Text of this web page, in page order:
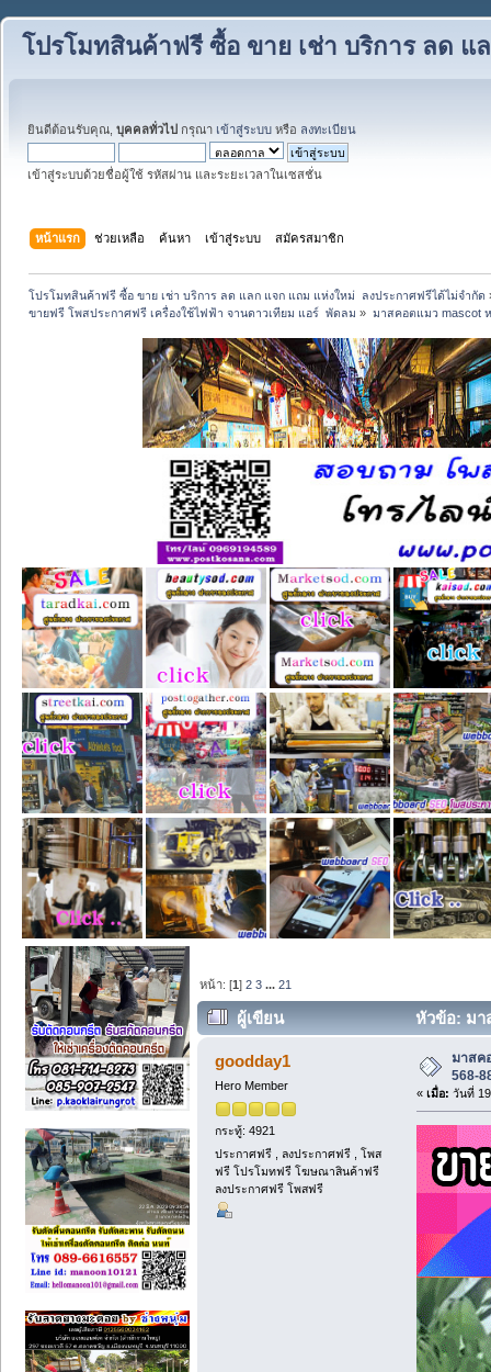
โปรโมทสินค้าฟรี ซื้อ ขาย เช่า บริการ ลด
ยินดีต้อนรับคุณ, บุคคลทั่วไป กรุณา เข้าสู่ระบบ หรือ ลงทะเบียน
เข้าสู่ระบบด้วยชื่อผู้ใช้ รหัสผ่าน และระยะเวลาในเซสชั่น
หน้าแรก ช่วยเหลือ ค้นหา เข้าสู่ระบบ สมัครสมาชิก
โปรโมทสินค้าฟรี ซื้อ ขาย เช่า บริการ ลด แลก แจก แถม แห่งใหม่  ลงประกาศฟรีได้ไม่จำกัด
ขายฟรี โพสประกาศฟรี เครื่องใช้ไฟฟ้า จานดาวเทียม แอร์  พัดลม » มาสคอตแมว mascot
หน้า: [1]2 3 ...21
ผู้เขียน
หัวข้อ: มา
12838 ครั้ง)
goodday1
Hero Member
กระทู้: 4921
ประกาศฟรี , ลงประกาศฟรี , โพส
ฟรี โปรโมทฟรี โฆษณาสินค้าฟรี
ลงประกาศฟรี โพสฟรี
มาสค
568-
« เมื่อ: วันที่